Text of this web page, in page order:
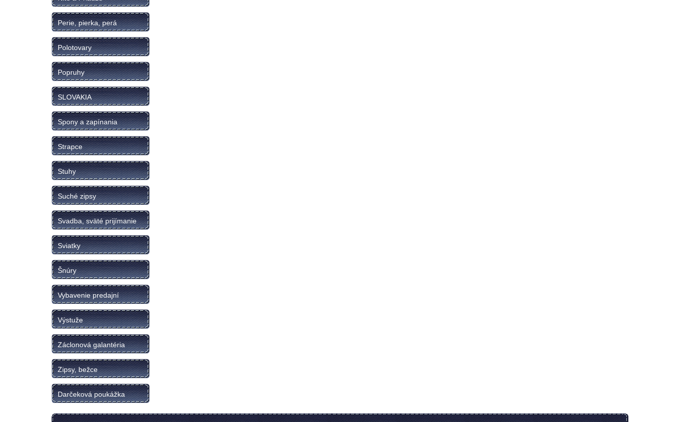
Perie, pierka, perá
Polotovary
Popruhy
SLOVAKIA
Spony a zapínania
Strapce
Stuhy
Suché zipsy
Svadba, sväté prijímanie
Sviatky
Šnúry
Vybavenie predajní
Výstuže
Záclonová galantéria
Zipsy, bežce
Darčeková poukážka